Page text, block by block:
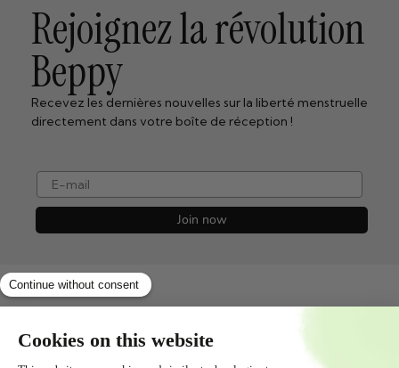
Rejoignez la révolution
Beppy
Recevez les dernières nouvelles sur la liberté menstruelle
directement dans votre boîte de réception !
e-mail
Join now
Shopservice